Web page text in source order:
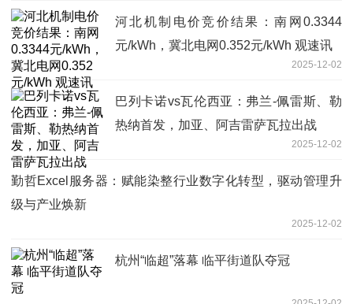
河北机制电价竞价结果：南网0.3344
元/kWh，冀北电网0.352元/kWh 观速讯
2025-12-02
巴列卡诺vs瓦伦西亚：弗兰-佩雷斯、勒
热纳首发，加亚、阿吉雷萨瓦拉出战
2025-12-02
勤哲Excel服务器：赋能染整行业数字化转型，驱动管理升
级与产业焕新
2025-12-02
杭州“临超”落幕 临平街道队夺冠